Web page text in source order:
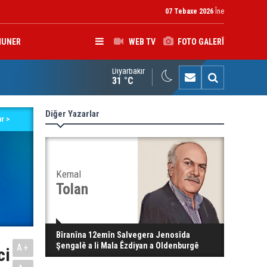
07 Tebaxe 2026 Îne
WEB TV FOTO GALERÎ
navendeke Amerîkayê: Pêşmerge hevparekî girîng e û
Diyarbakır
31 °C
>
A+
Diğer Yazarlar
Kemal
Tolan
Bîranîna 12emîn Salvegera Jenosîda
Şengalê a li Mala Êzdiyan a Oldenburgê